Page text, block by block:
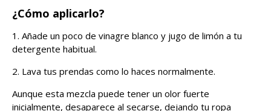
¿Cómo aplicarlo?
1. Añade un poco de vinagre blanco y jugo de limón a tu
detergente habitual.
2. Lava tus prendas como lo haces normalmente.
Aunque esta mezcla puede tener un olor fuerte
inicialmente, desaparece al secarse, dejando tu ropa